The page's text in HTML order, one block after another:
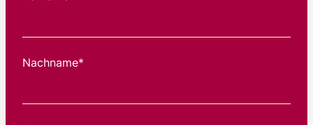
Nachname*